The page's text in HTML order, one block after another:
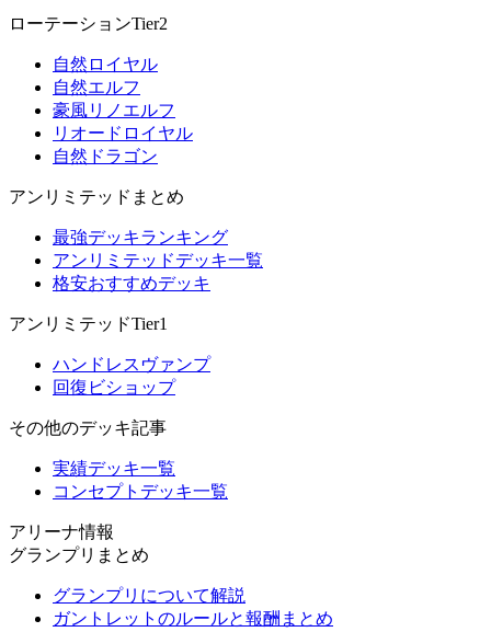
ローテーションTier2
自然ロイヤル
自然エルフ
豪風リノエルフ
リオードロイヤル
自然ドラゴン
アンリミテッドまとめ
最強デッキランキング
アンリミテッドデッキ一覧
格安おすすめデッキ
アンリミテッドTier1
ハンドレスヴァンプ
回復ビショップ
その他のデッキ記事
実績デッキ一覧
コンセプトデッキ一覧
アリーナ情報
グランプリまとめ
グランプリについて解説
ガントレットのルールと報酬まとめ